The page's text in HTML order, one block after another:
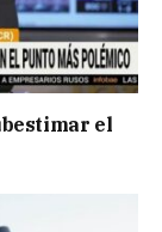
el